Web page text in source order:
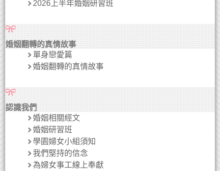
2026上半年婚姻研習班
婚姻翻轉的真情故事
單身戀愛篇
婚姻翻轉的真情故事
認識我們
婚姻相關經文
婚姻研習班
學園婦女小組須知
我們堅持的信念
為婦女事工線上奉獻